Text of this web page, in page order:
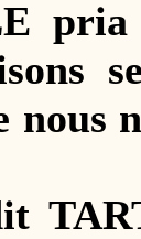
pria
nous